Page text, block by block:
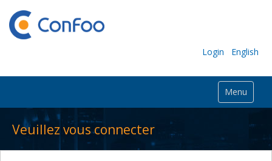
Login English
Menu
Veuillez vous connecter